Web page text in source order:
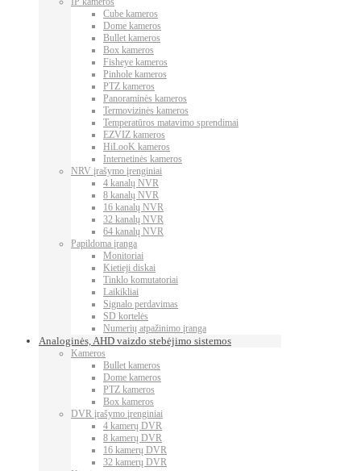
Cube kameros
Dome kameros
Bullet kameros
Box kameros
Fisheye kameros
Pinhole kameros
PTZ kameros
Panoraminės kameros
Termovizinės kameros
Temperatūros matavimo sprendimai
EZVIZ kameros
HiLooK kameros
Internetinės kameros
NRV įrašymo įrenginiai
4 kanalų NVR
8 kanalų NVR
16 kanalų NVR
32 kanalų NVR
64 kanalų NVR
Papildoma įranga
Monitoriai
Kietieji diskai
Tinklo komutatoriai
Laikikliai
Signalo perdavimas
SD kortelės
Numerių atpažinimo įranga
Analoginės, AHD vaizdo stebėjimo sistemos
Kameros
Bullet kameros
Dome kameros
PTZ kameros
Box kameros
DVR įrašymo įrenginiai
4 kamerų DVR
8 kamerų DVR
16 kamerų DVR
32 kamerų DVR